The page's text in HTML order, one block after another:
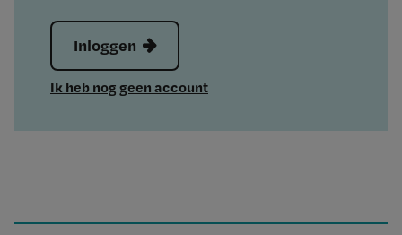
Inloggen
Ik heb nog geen account